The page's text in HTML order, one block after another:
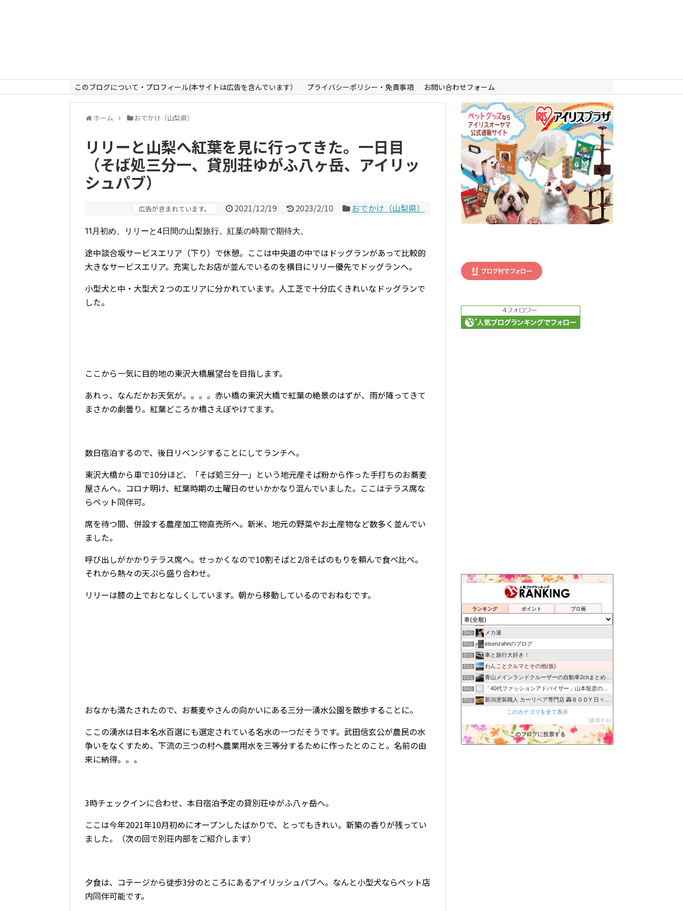
このブログについて・プロフィール(本サイトは広告を含んでいます） プライバシーポリシー・免責事項 お問い合わせフォーム
ホーム おでかけ（山梨県）
リリーと山梨へ紅葉を見に行ってきた。一日目
（そば処三分一、貸別荘ゆがふ八ヶ岳、アイリッ
シュパブ）
広告が含まれています。 2021/12/19 2023/2/10 おでかけ（山梨県）
11月初め、リリーと4日間の山梨旅行。紅葉の時期で期待大。
途中談合坂サービスエリア（下り）で休憩。ここは中央道の中ではドッグランがあって比較的
大きなサービスエリア。充実したお店が並んでいるのを横目にリリー優先でドッグランへ。
小型犬と中・大型犬２つのエリアに分かれています。人工芝で十分広くきれいなドッグランで
した。
ここから一気に目的地の東沢大橋展望台を目指します。
あれっ、なんだかお天気が。。。。赤い橋の東沢大橋で紅葉の絶景のはずが、雨が降ってきて
まさかの劇曇り。紅葉どころか橋さえぼやけてます。
数日宿泊するので、後日リベンジすることにしてランチへ。
東沢大橋から車で10分ほど、「そば処三分一」という地元産そば粉から作った手打ちのお蕎麦
屋さんへ。コロナ明け、紅葉時期の土曜日のせいかかなり混んでいました。ここはテラス席な
らペット同伴可。
席を待つ間、併設する農産加工物直売所へ。新米、地元の野菜やお土産物など数多く並んでい
ました。
呼び出しがかかりテラス席へ。せっかくなので10割そばと2/8そばのもりを頼んで食べ比べ。
それから熱々の天ぷら盛り合わせ。
リリーは膝の上でおとなしくしています。朝から移動しているのでおねむです。
おなかも満たされたので、お蕎麦やさんの向かいにある三分一湧水公園を散歩することに。
ここの湧水は日本名水百選にも選定されている名水の一つだそうです。武田信玄公が農民の水
争いをなくすため、下流の三つの村へ農業用水を三等分するために作ったとのこと。名前の由
来に納得。。。
3時チェックインに合わせ、本日宿泊予定の貸別荘ゆがふ八ヶ岳へ。
ここは今年2021年10月初めにオープンしたばかりで、とってもきれい。新築の香りが残ってい
ました。（次の回で別荘内部をご紹介します）
夕食は、コテージから徒歩3分のところにあるアイリッシュパブへ。なんと小型犬ならペット店
内同伴可能です。
ランキング ポイント ブロ画
HIROMIX BLOG
なんでも情報局
57位 興味のままに解説する研究者
58位 usunonooのブログ@トミカ倉庫
59位 メカ速
60位 eisenzahnのブログ
61位 車と旅行大好き！
62位 わんことクルマとその他(仮)
63位 青山メインランドクルーザーの自動車2chまとめ.com
64位 「40代ファッションアドバイザー」山本龍彦のブログ
65位 新潟塗装職人 カーリペア専門店 轟ＢＯＤY 日々の出来事
カービューティープロ 向井日記
68位 ニコニコレンタカー広島（駅南口店・広大前店・胡町店・三篠店…
69位 へぇ〜さんの最新情報
このカテゴリを全て表示
参加する
このブログに投票する